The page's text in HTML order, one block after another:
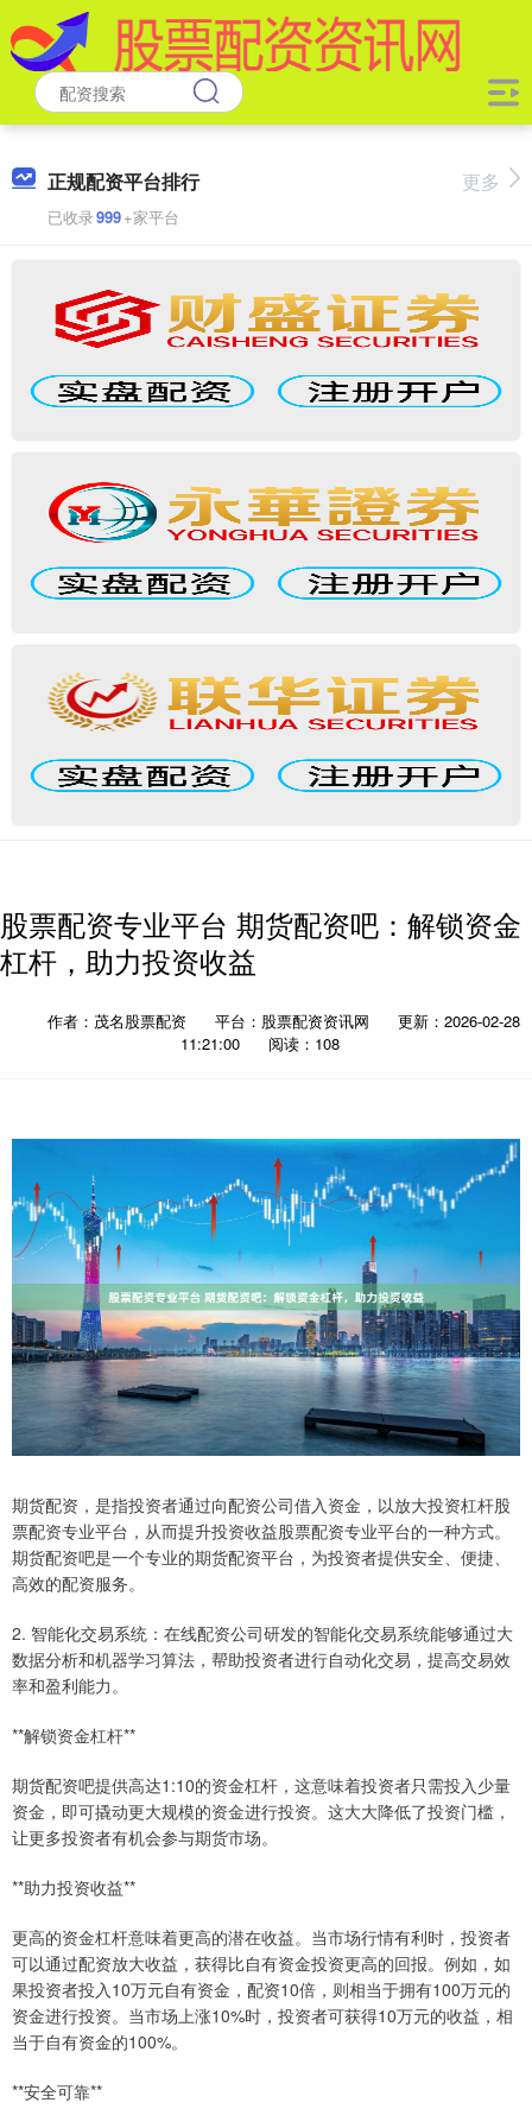
正规配资平台排行
已收录999+家平台
更多
股票配资专业平台 期货配资吧：解锁资金
杠杆，助力投资收益
作者：茂名股票配资 平台：股票配资资讯网
更新：2026-02-28
11:21:00
阅读：108
期货配资，是指投资者通过向配资公司借入资金，以放大投资杠杆股
票配资专业平台，从而提升投资收益股票配资专业平台的一种方式。
期货配资吧是一个专业的期货配资平台，为投资者提供安全、便捷、
高效的配资服务。
2. 智能化交易系统：在线配资公司研发的智能化交易系统能够通过大
数据分析和机器学习算法，帮助投资者进行自动化交易，提高交易效
率和盈利能力。
**解锁资金杠杆**
期货配资吧提供高达1:10的资金杠杆，这意味着投资者只需投入少量
资金，即可撬动更大规模的资金进行投资。这大大降低了投资门槛，
让更多投资者有机会参与期货市场。
**助力投资收益**
更高的资金杠杆意味着更高的潜在收益。当市场行情有利时，投资者
可以通过配资放大收益，获得比自有资金投资更高的回报。例如，如
果投资者投入10万元自有资金，配资10倍，则相当于拥有100万元的
资金进行投资。当市场上涨10%时，投资者可获得10万元的收益，相
当于自有资金的100%。
**安全可靠**